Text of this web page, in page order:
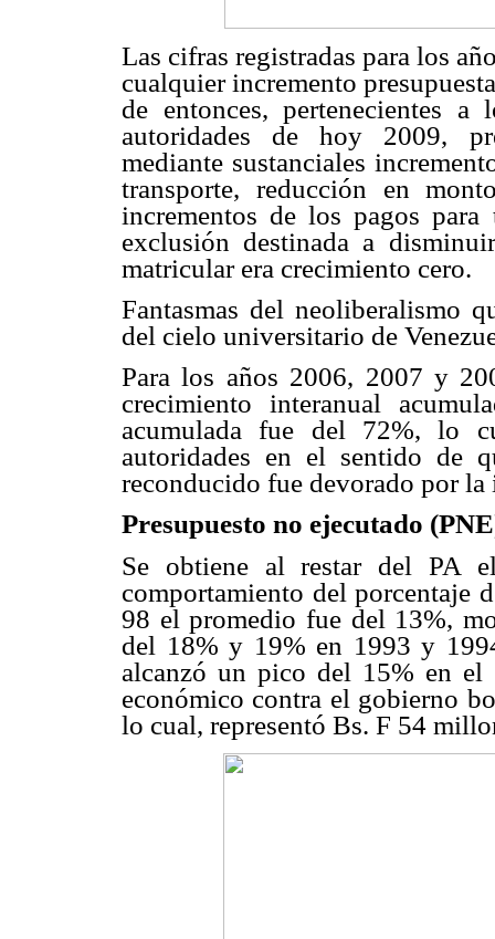
Las cifras registradas para los
cualquier incremento
de entonces, pertenecientes
autoridades de hoy 2009,
mediante sustanciales
transporte, reducción en
incrementos de los pagos
exclusión destinada a
matricular era crecimiento cero.
Fantasmas del neoliberalismo
del cielo universitario de
Para los años 2006, 2007 y
crecimiento interanual
acumulada fue del 72%, lo
autoridades en el sentido de
reconducido fue devorado por
Presupuesto no ejecutado
Se obtiene al restar del PA
comportamiento del porcentaje
98 el promedio fue del 13%,
del 18% y 19% en 1993 y
alcanzó un pico del 15% en
económico contra el gobierno
lo cual, representó Bs. F 54